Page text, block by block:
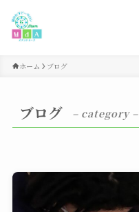
ホーム ブログ
ブログ – category –